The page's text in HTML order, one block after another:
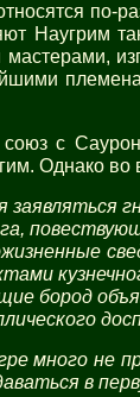
по-
Наугрим
мастерами,
с
Однако во
заявляться
бород
много не
в